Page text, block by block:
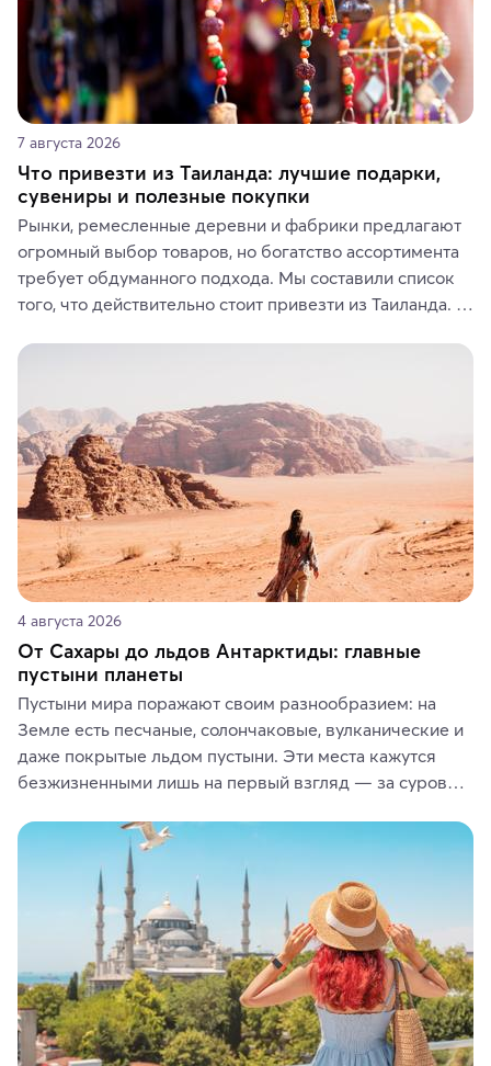
7 августа 2026
Что привезти из Таиланда: лучшие подарки,
сувениры и полезные покупки
Рынки, ремесленные деревни и фабрики предлагают
огромный выбор товаров, но богатство ассортимента
требует обдуманного подхода. Мы составили список
того, что действительно стоит привезти из Таиланда.
средства, одежду, украшения, предметы интерьера
где их купить.
4 августа 2026
От Сахары до льдов Антарктиды: главные
пустыни планеты
Пустыни мира поражают своим разнообразием: на
Земле есть песчаные, солончаковые, вулканические и
даже покрытые льдом пустыни. Эти места кажутся
безжизненными лишь на первый взгляд — за суровой
животные и маршруты, которые дарят одни из самых
ярких впечатлений от путешествий.